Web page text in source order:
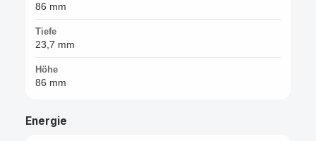
86 mm
Tiefe
23,7 mm
Höhe
86 mm
Energie